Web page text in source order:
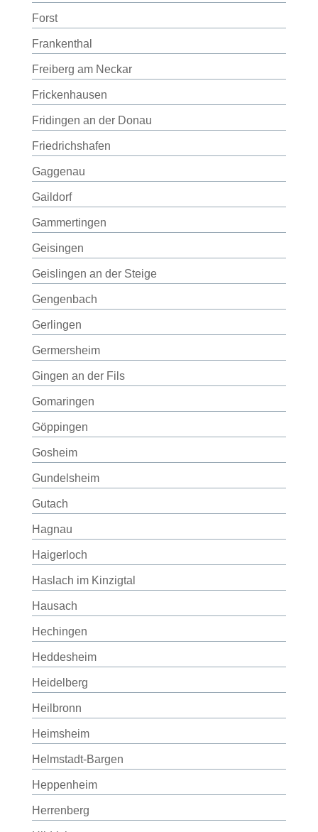
Forst
Frankenthal
Freiberg am Neckar
Frickenhausen
Fridingen an der Donau
Friedrichshafen
Gaggenau
Gaildorf
Gammertingen
Geisingen
Geislingen an der Steige
Gengenbach
Gerlingen
Germersheim
Gingen an der Fils
Gomaringen
Göppingen
Gosheim
Gundelsheim
Gutach
Hagnau
Haigerloch
Haslach im Kinzigtal
Hausach
Hechingen
Heddesheim
Heidelberg
Heilbronn
Heimsheim
Helmstadt-Bargen
Heppenheim
Herrenberg